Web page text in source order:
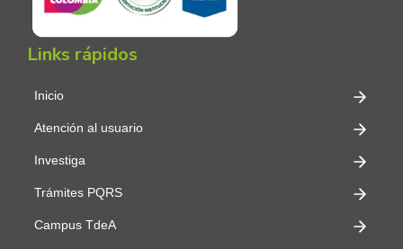
Links rápidos
Inicio
Atención al usuario
Investiga
Trámites PQRS
Campus TdeA